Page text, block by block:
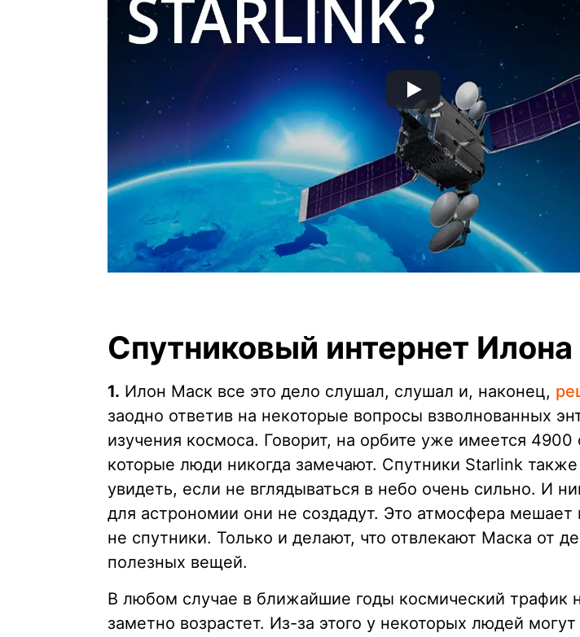
Cпутниковый интернет
1. Илон Маск все это дело слушал, слушал и, наконец,
заодно ответив на некоторые вопросы взволнованных
изучения космоса. Говорит, на орбите уже имеется 4900
которые люди никогда замечают. Спутники Starlink
увидеть, если не вглядываться в небо очень сильно. И
для астрономии они не создадут. Это атмосфера
не спутники. Только и делают, что отвлекают Маска от
полезных вещей.
В любом случае в ближайшие годы космический трафик
заметно возрастет. Из-за этого у некоторых людей могут